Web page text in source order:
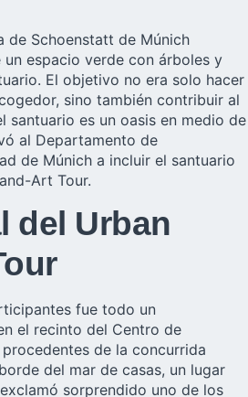
de Schoenstatt de Múnich
espacio verde con árboles y
El objetivo no era solo hacer
sino también contribuir al
santuario es un oasis en medio de
al Departamento de
de Múnich a incluir el santuario
Art Tour.
del Urban
fue todo un
el recinto del Centro de
procedentes de la concurrida
del mar de casas, un lugar
sorprendido uno de los